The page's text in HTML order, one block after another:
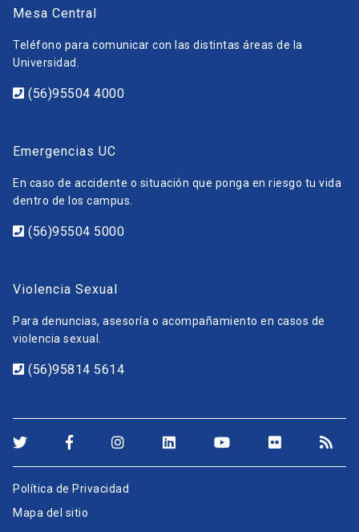
Mesa Central
Teléfono para comunicar con las distintas áreas de la
Universidad.
(56)95504 4000
Emergencias UC
En caso de accidente o situación que ponga en riesgo tu vida
dentro de los campus.
(56)95504 5000
Violencia Sexual
Para denuncias, asesoría o acompañamiento en casos de
violencia sexual.
(56)95814 5614
Política de Privacidad
Mapa del sitio